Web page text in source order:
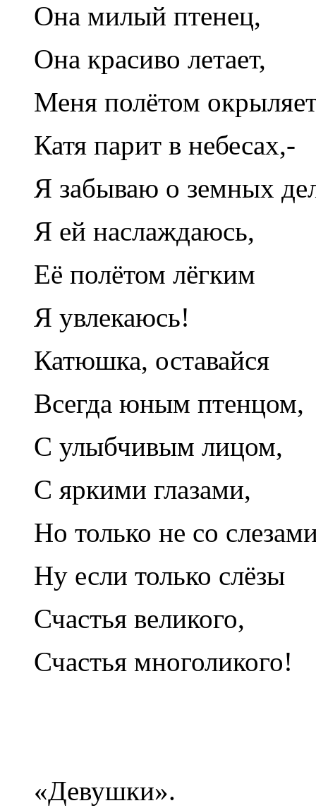
Она милый птенец,
Она красиво летает,
Меня полётом
Катя парит в небесах,-
Я забываю о земных
Я ей наслаждаюсь,
Её полётом лёгким
Я увлекаюсь!
Катюшка, оставайся
Всегда юным птенцом,
С улыбчивым лицом,
С яркими глазами,
Но только не со
Ну если только слёзы
Счастья великого,
Счастья многоликого!
«Девушки».